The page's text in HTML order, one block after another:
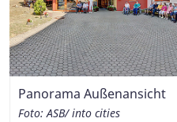
Panorama Außenansicht
Foto: ASB/ into cities
Panorama Foyer
Foto: ASB/ into cities
Panorama Empfang
Foto: ASB/ into cities
Panorama Wohnbereich
Foto: ASB/ into cities